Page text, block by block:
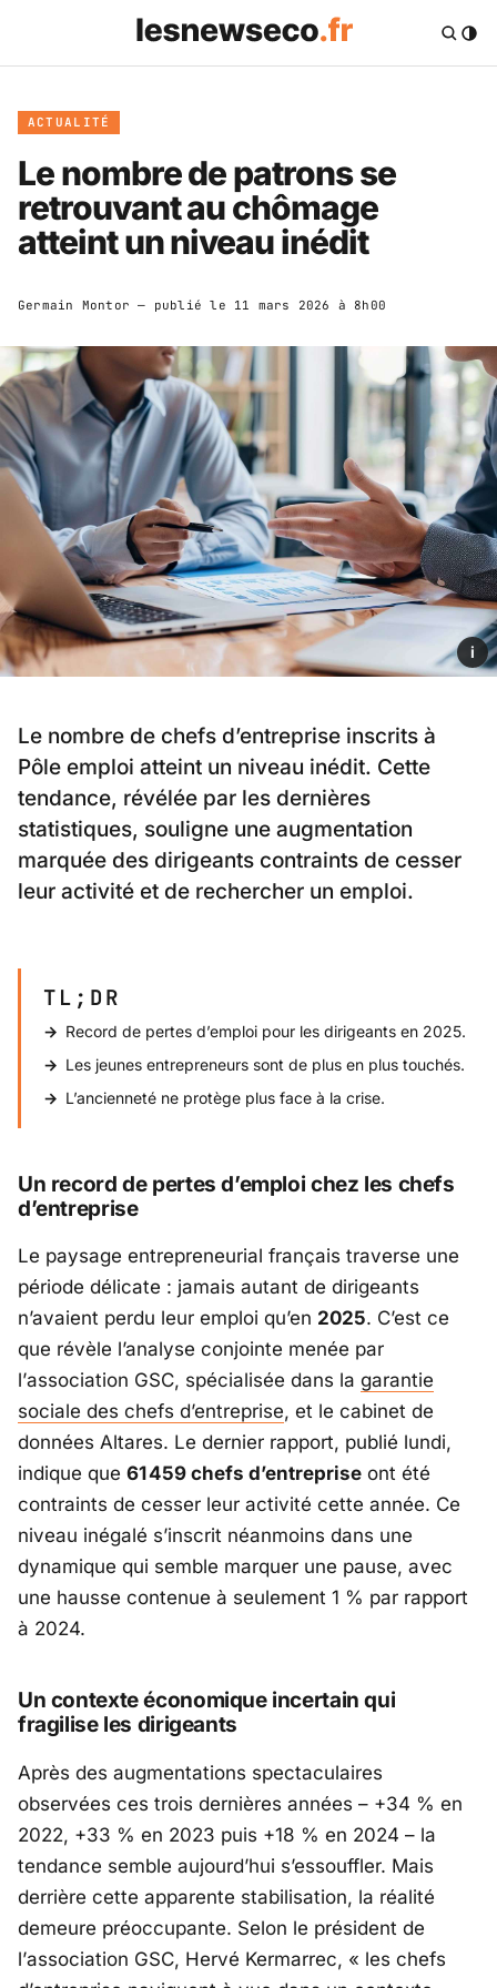
ACTUALITÉ
Le nombre de patrons se
retrouvant au chômage
atteint un niveau inédit
Germain Montor — publié le 11 mars 2026 à 8h00
i
Le nombre de chefs d’entreprise inscrits à
Pôle emploi atteint un niveau inédit. Cette
tendance, révélée par les dernières
statistiques, souligne une augmentation
marquée des dirigeants contraints de cesser
leur activité et de rechercher un emploi.
TL;DR
Record de pertes d’emploi pour les dirigeants en 2025.
Les jeunes entrepreneurs sont de plus en plus touchés.
L’ancienneté ne protège plus face à la crise.
Un record de pertes d’emploi chez les chefs
d’entreprise
Le paysage entrepreneurial français traverse une
période délicate : jamais autant de dirigeants
n’avaient perdu leur emploi qu’en 2025. C’est ce
que révèle l’analyse conjointe menée par
l’association GSC, spécialisée dans la garantie
sociale des chefs d’entreprise, et le cabinet de
données Altares. Le dernier rapport, publié lundi,
indique que 61 459 chefs d’entreprise ont été
contraints de cesser leur activité cette année. Ce
niveau inégalé s’inscrit néanmoins dans une
dynamique qui semble marquer une pause, avec
une hausse contenue à seulement 1 % par rapport
à 2024.
Un contexte économique incertain qui
fragilise les dirigeants
Après des augmentations spectaculaires
observées ces trois dernières années – +34 % en
2022, +33 % en 2023 puis +18 % en 2024 – la
tendance semble aujourd’hui s’essouffler. Mais
derrière cette apparente stabilisation, la réalité
demeure préoccupante. Selon le président de
l’association GSC, Hervé Kermarrec, « les chefs